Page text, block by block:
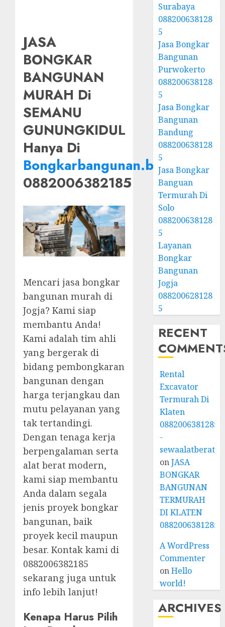
JASA
BONGKAR
BANGUNAN
MURAH Di
SEMANU
GUNUNGKIDUL
Hanya Di
Bongkarbangunan.biz.id
0882006382185
Mencari jasa bongkar
bangunan murah di
Jogja? Kami siap
membantu Anda!
Kami adalah tim ahli
yang bergerak di
bidang pembongkaran
bangunan dengan
harga terjangkau dan
mutu pelayanan yang
tak tertandingi.
Dengan tenaga kerja
berpengalaman serta
alat berat modern,
kami siap membantu
Anda dalam segala
jenis proyek bongkar
bangunan, baik
proyek kecil maupun
besar. Kontak kami di
0882006382185
sekarang juga untuk
info lebih lanjut!
Kenapa Harus Pilih
Surabaya
088200638128
5
Jasa Bongkar
Bangunan
Purwokerto
088200638128
5
Jasa Bongkar
Bangunan
Bandung
088200638128
5
Jasa Bongkar
Banguan
Termurah Di
Solo
088200638128
5
Layanan
Bongkar
Bangunan
Jogja
088200628128
5
RECENT
Rental
Excavator
Termurah Di
Klaten
0882006381285
-
onJASA
BONGKAR
BANGUNAN
TERMURAH
DI KLATEN
0882006381285
A WordPress
Commenter
onHello
world!
ARCHIVES